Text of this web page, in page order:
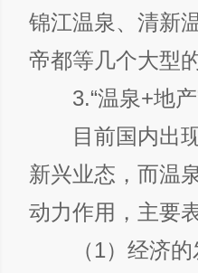
锦江温泉、清新
帝都等几个大型
3.“温泉+地产
目前国内出现
新兴业态，而温
动力作用，主要
（1）经济的